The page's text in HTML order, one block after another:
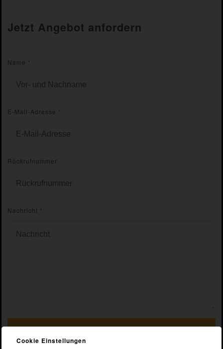
Jetzt Angebot anfordern
Name *
E-Mail-Adresse *
Rückrufnummer
Nachricht *
SENDEN
Cookie Einstellungen